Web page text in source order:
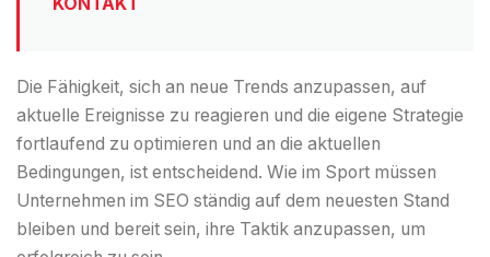
Die Fähigkeit, sich an neue Trends anzupassen, auf
aktuelle Ereignisse zu reagieren und die eigene Strategie
fortlaufend zu optimieren und an die aktuellen
Bedingungen, ist entscheidend. Wie im Sport müssen
Unternehmen im SEO ständig auf dem neuesten Stand
bleiben und bereit sein, ihre Taktik anzupassen, um